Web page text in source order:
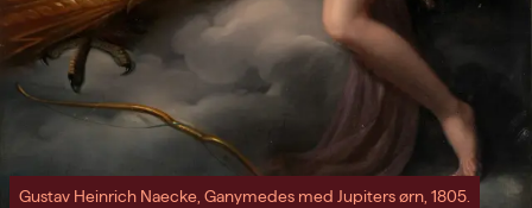
Gustav Heinrich Naecke, Ganymedes med Jupiters ørn, 1805.